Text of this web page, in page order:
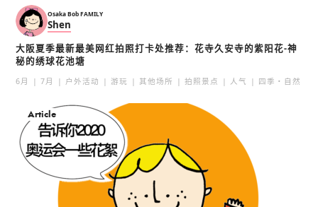
Osaka Bob FAMILY
Shen
大阪夏季最新最美网红拍照打卡处推荐：花寺久安寺的紫阳花-神
秘的绣球花池塘
6月 7月 户外活动 游玩 其他场所 拍照景点 人气 四季・自然
Article